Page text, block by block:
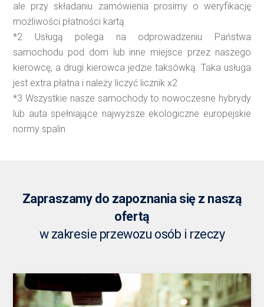
ale przy składaniu zamówienia prosimy o weryfikację
możliwości płatności kartą
*2 Usługą polega na odprowadzeniu Państwa
samochodu pod dom lub inne miejsce przez naszego
kierowcę, a drugi kierowca jedzie taksówką. Taka usługa
jest extra płatna i należy liczyć licznik x2
*3 Wszystkie nasze samochody to nowoczesne hybrydy
lub auta spełniające najwyższe ekologiczne europejskie
normy spalin
Zapraszamy do zapoznania się z naszą
ofertą
w zakresie przewozu osób i rzeczy